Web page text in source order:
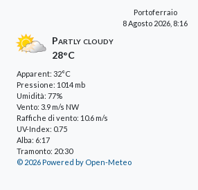
Portoferraio
8 Agosto 2026, 8:16
Partly cloudy
28°C
Apparent: 32°C
Pressione: 1014 mb
Umidità: 77%
Vento: 3.9 m/s NW
Raffiche di vento: 10.6 m/s
UV-Index: 0.75
Alba: 6:17
Tramonto: 20:30
© 2026 Powered by Open-Meteo